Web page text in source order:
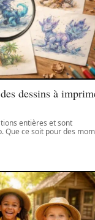
dessins à
entières et sont
Que ce soit pour des